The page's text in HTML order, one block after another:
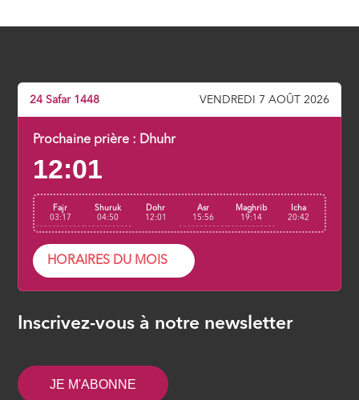
24 Safar 1448 VENDREDI 7 AOÛT 2026
Prochaine prière : Dhuhr
12:01
Fajr
03:17
Shuruk
04:50
Dohr
12:01
Asr
15:56
Maghrib
19:14
Icha
20:42
HORAIRES DU MOIS
Inscrivez-vous à notre newsletter
JE M'ABONNE